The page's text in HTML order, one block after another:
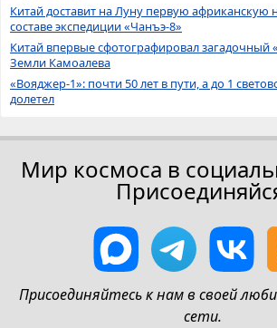
Китай доставит на Луну первую
составе экспедиции «Чанъэ-8»
Китай впервые сфотографировал загадочный
Земли Камоалева
«Вояджер-1»: почти 50 лет в пути, а до 1
долетел
Мир космоса в
Присоединяйтесь к нам в своей
сети.